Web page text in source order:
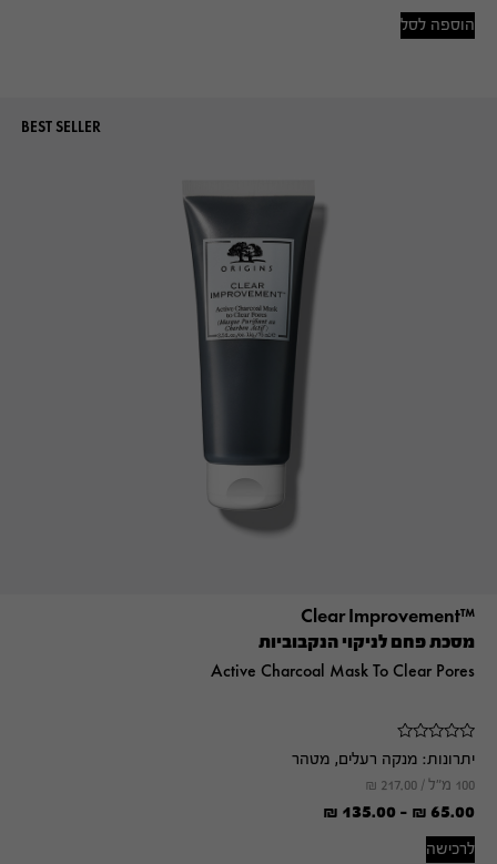
הוספה לסל
BEST SELLER
™Clear Improvement
מסכת פחם לניקוי הנקבוביות
Active Charcoal Mask To Clear Pores
יתרונות: מנקה רעלים, מטהר
100 מ"ל / ₪ 217.00
₪ 65.00
-
₪ 135.00
לרכישה